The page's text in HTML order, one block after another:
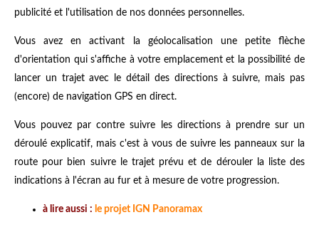
publicité et l'utilisation de nos données personnelles.
Vous avez en activant la géolocalisation une petite flèche
d'orientation qui s'affiche à votre emplacement et la possibilité de
lancer un trajet avec le détail des directions à suivre, mais pas
(encore) de navigation GPS en direct.
Vous pouvez par contre suivre les directions à prendre sur un
déroulé explicatif, mais c'est à vous de suivre les panneaux sur la
route pour bien suivre le trajet prévu et de dérouler la liste des
indications à l'écran au fur et à mesure de votre progression.
à lire aussi : le projet IGN Panoramax